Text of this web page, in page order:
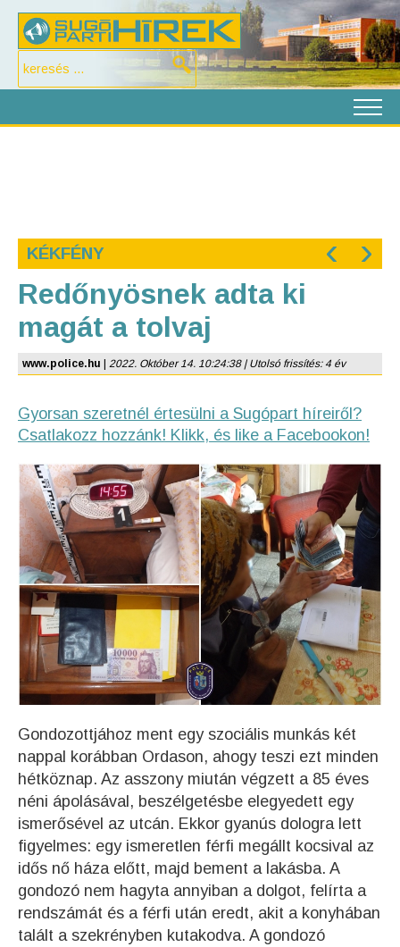
KÉKFÉNY ‹ ›
Redőnyösnek adta ki
magát a tolvaj
www.police.hu 2022. Október 14. 10:24:38 | Utolsó frissítés: 4 év
Gyorsan szeretnél értesülni a Sugópart híreiről?
Csatlakozz hozzánk! Klikk, és like a Facebookon!
Gondozottjához ment egy szociális munkás két
nappal korábban Ordason, ahogy teszi ezt minden
hétköznap. Az asszony miután végzett a 85 éves
néni ápolásával, beszélgetésbe elegyedett egy
ismerősével az utcán. Ekkor gyanús dologra lett
figyelmes: egy ismeretlen férfi megállt kocsival az
idős nő háza előtt, majd bement a lakásba. A
gondozó nem hagyta annyiban a dolgot, felírta a
rendszámát és a férfi után eredt, akit a konyhában
talált a szekrényben kutakodva. A gondozó